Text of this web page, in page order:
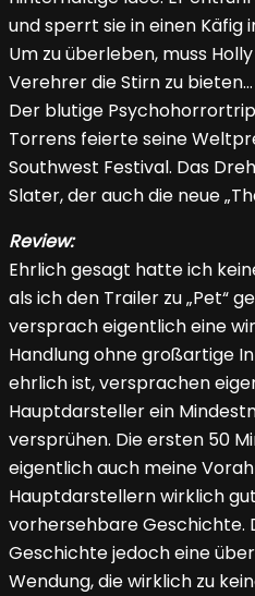
und sperrt sie in einen Käfig
Um zu überleben, muss
Verehrer die Stirn zu bieten…
Der blutige
Torrens feierte seine
Southwest Festival. Das
Slater, der auch die neue
Review:
Ehrlich gesagt hatte ich
als ich den Trailer zu „Pet“
versprach eigentlich eine
Handlung ohne großartige
ehrlich ist, versprachen
Hauptdarsteller ein
versprühen. Die ersten 50
eigentlich auch meine
Hauptdarstellern wirklich
vorhersehbare Geschichte.
Geschichte jedoch eine
Wendung, die wirklich zu